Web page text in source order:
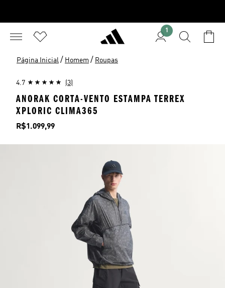
1
Página Inicial / Homem / Roupas
4.7 (3)
ANORAK CORTA-VENTO ESTAMPA TERREX
XPLORIC CLIMA365
Preço
R$1.099,99